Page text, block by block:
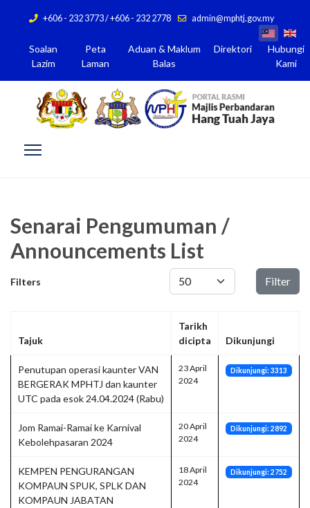
+606 - 232 3773 / +606 - 232 2778 admin@mphtj.gov.my
Soalan
Lazim
Peta
Laman
Aduan & Maklum
Balas
Direktori
Hubungi
Kami
Senarai Pengumuman /
Announcements List
Filters
Papar # Filter
Tajuk
Tarikh
dicipta
Dikunjungi
Penutupan operasi kaunter VAN
BERGERAK MPHTJ dan kaunter
UTC pada esok 24.04.2024 (Rabu)
23 April
2024
Dikunjungi: 3313
Jom Ramai-Ramai ke Karnival
Kebolehpasaran 2024
20 April
2024
Dikunjungi: 2892
KEMPEN PENGURANGAN
KOMPAUN SPUK, SPLK DAN
KOMPAUN JABATAN
18 April
2024
Dikunjungi: 2752